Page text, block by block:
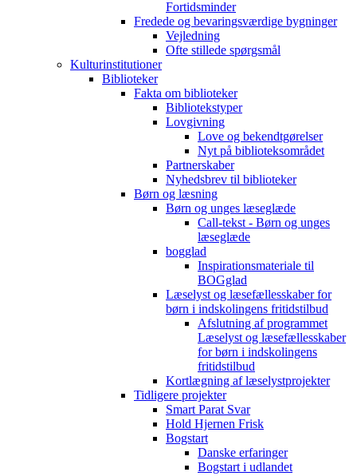
Fortidsminder
Fredede og bevaringsværdige bygninger
Vejledning
Ofte stillede spørgsmål
Kulturinstitutioner
Biblioteker
Fakta om biblioteker
Bibliotekstyper
Lovgivning
Love og bekendtgørelser
Nyt på biblioteksområdet
Partnerskaber
Nyhedsbrev til biblioteker
Børn og læsning
Børn og unges læseglæde
Call-tekst - Børn og unges
læseglæde
bogglad
Inspirationsmateriale til
BOGglad
Læselyst og læsefællesskaber for
børn i indskolingens fritidstilbud
Afslutning af programmet
Læselyst og læsefællesskaber
for børn i indskolingens
fritidstilbud
Kortlægning af læselystprojekter
Tidligere projekter
Smart Parat Svar
Hold Hjernen Frisk
Bogstart
Danske erfaringer
Bogstart i udlandet